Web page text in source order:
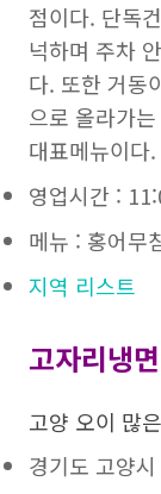
점이다. 단독
넉하며 주차
다. 또한 거동
으로 올라가
대표메뉴이다.
영업시간 :
메뉴 : 홍어무
지역 리스트
고자리냉
고양 오이 많
경기도 고양